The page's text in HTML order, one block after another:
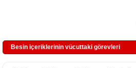
Besin içeriklerinin vücuttaki görevleri